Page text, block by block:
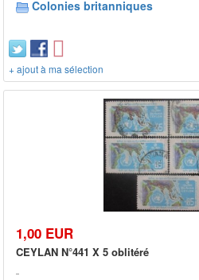
Colonies britanniques
+ ajout à ma sélection
1,00 EUR
CEYLAN N°441 X 5 oblitéré